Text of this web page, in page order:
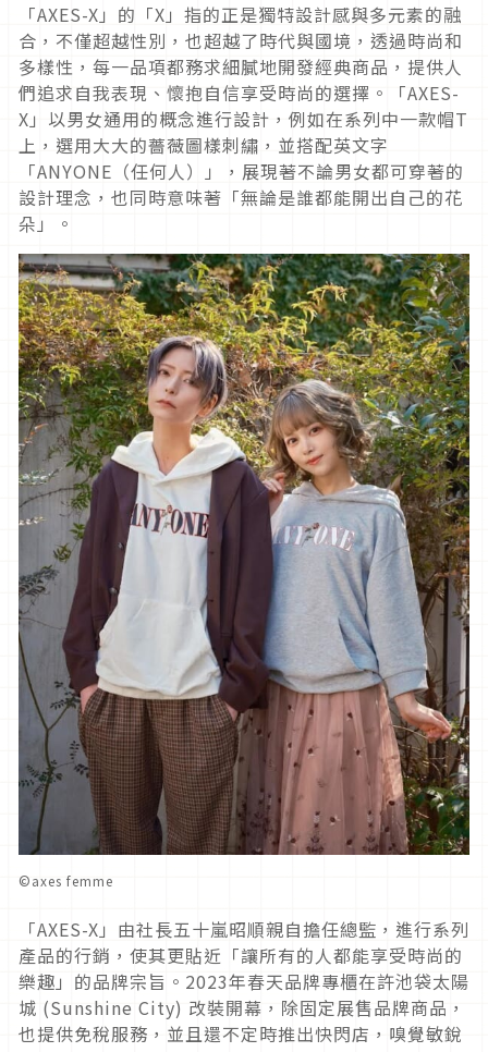
「AXES-X 」的「X 」指的正是獨特設計感與多元素的融
合， 不僅超越性別，也超越了時代與國境，透過時尚和
多樣性， 每一品項都務求細膩地開發經典商品，提供人
們追求自我表現、 懷抱自信享受時尚的選擇。「AXES-
X 」 以男女通用的概念進行設計，例如在系列中一款帽T
上， 選用大大的薔薇圖樣刺繡，並搭配英文字
「ANYONE （任何人）
」，展現著不論男女都可穿著的
設計理念，也同時意味著「無論是誰都能開出自己的花
朵」。
©︎axes femme
「AXES-X 」由社長五十嵐昭順親自擔任總監， 進行系列
產品的行銷，使其更貼近「讓所有的人都能享受時尚的
樂趣」的品牌宗旨。 2023年春天品牌專櫃在許池袋太陽
城 (Sunshine City) 改裝開幕，除固定展售品牌商品，
也提供免稅服務， 並且還不定時推出快閃店，嗅覺敏銳